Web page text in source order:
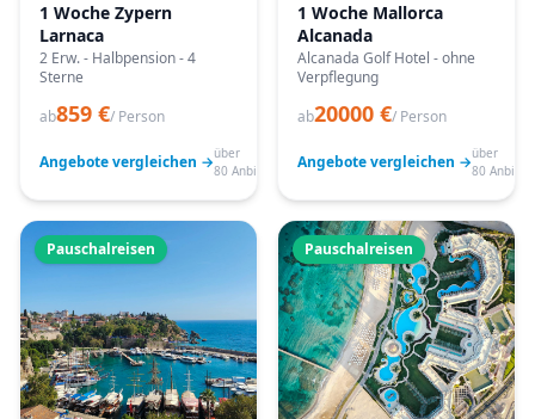
1 Woche Zypern
Larnaca
2 Erw. - Halbpension - 4
Sterne
ab859 €/ Person
Angebote vergleichen →über
80 Anbieter
1 Woche Mallorca
Alcanada
Alcanada Golf Hotel - ohne
Verpflegung
ab20000 €/ Person
Angebote vergleichen →über
80
Pauschalreisen Pauschalreisen